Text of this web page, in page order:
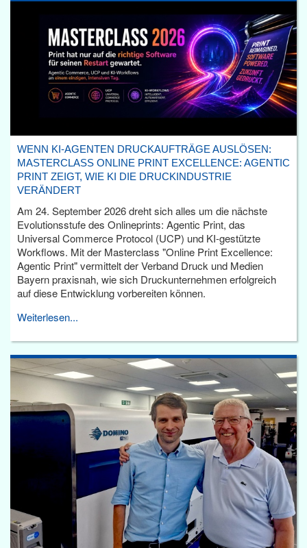
WENN KI-AGENTEN DRUCKAUFTRÄGE AUSLÖSEN:
MASTERCLASS ONLINE PRINT EXCELLENCE: AGENTIC
PRINT ZEIGT, WIE KI DIE DRUCKINDUSTRIE
VERÄNDERT
Am 24. September 2026 dreht sich alles um die nächste
Evolutionsstufe des Onlineprints: Agentic Print, das
Universal Commerce Protocol (UCP) und KI-gestützte
Workflows. Mit der Masterclass "Online Print Excellence:
Agentic Print" vermittelt der Verband Druck und Medien
Bayern praxisnah, wie sich Druckunternehmen erfolgreich
auf diese Entwicklung vorbereiten können.
Weiterlesen...